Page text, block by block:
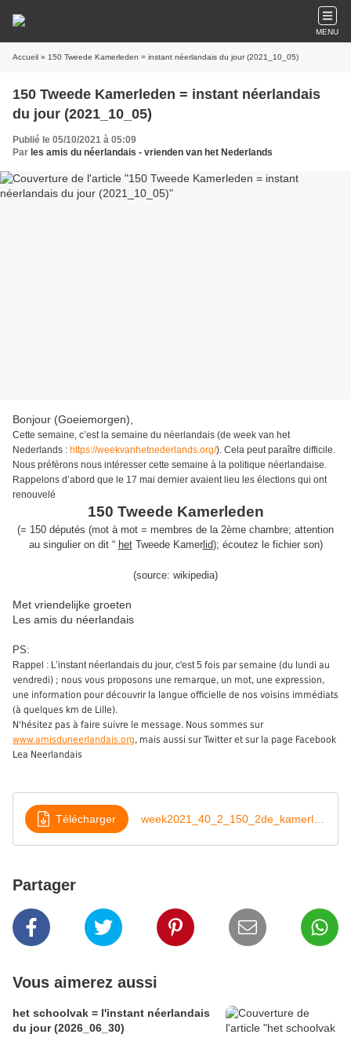
MENU
Accueil » 150 Tweede Kamerleden = instant néerlandais du jour (2021_10_05)
150 Tweede Kamerleden = instant néerlandais
du jour (2021_10_05)
Publié le 05/10/2021 à 05:09
Par les amis du néerlandais - vrienden van het Nederlands
Bonjour (Goeiemorgen),
Cette semaine, c’est la semaine du néerlandais (de week van het
Nederlands : https://weekvanhetnederlands.org/). Cela peut paraître difficile.
Nous préférons nous intéresser cette semaine à la politique néerlandaise.
Rappelons d’abord que l e 17 mai dernier avaient lieu les élections qui ont
renouvelé
150 Tweede Kamerleden
(= 150 députés (mot à mot = membres de la 2ème chambre; attention
au singulier on dit “ hetTweede Kamerlid); écoutez le fichier son)
(source: wikipedia)
Met vriendelijke groeten
Les amis du néerlandais
PS:
Rappel : L’instant néerlandais du jour, c'est 5 fois par semaine (du lundi au
vendredi) ; nous vous proposons une remarque, un mot, une expression,
une information pour découvrir la langue officielle de nos voisins immédiats
(à quelques km de Lille).
N'hésitez pas à faire suivre le message. Nous sommes sur
www.amisduneerlandais.org, mais aussi sur Twitter et sur la page Facebook
Lea Neerlandais
Télécharger
Partager
Vous aimerez aussi
het schoolvak = l'instant néerlandais
du jour (2026_06_30)